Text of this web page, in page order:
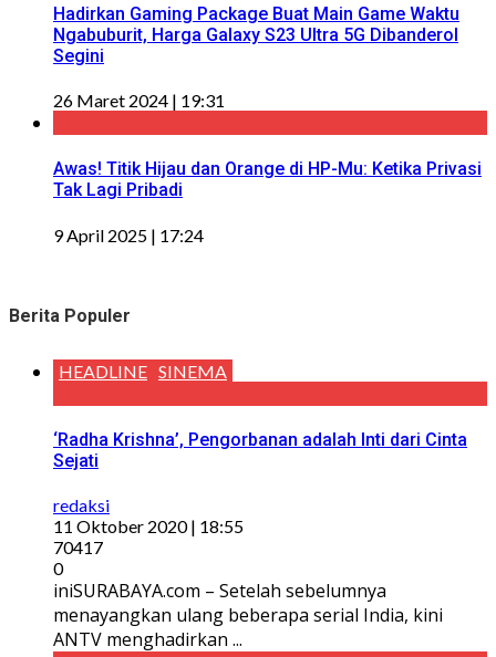
Hadirkan Gaming Package Buat Main Game Waktu
Ngabuburit, Harga Galaxy S23 Ultra 5G Dibanderol
Segini
26 Maret 2024 | 19:31
Awas! Titik Hijau dan Orange di HP-Mu: Ketika Privasi
Tak Lagi Pribadi
9 April 2025 | 17:24
Berita Populer
HEADLINE SINEMA
‘Radha Krishna’, Pengorbanan adalah Inti dari Cinta
Sejati
redaksi
11 Oktober 2020 | 18:55
70417
0
iniSURABAYA.com – Setelah sebelumnya
menayangkan ulang beberapa serial India, kini
ANTV menghadirkan ...